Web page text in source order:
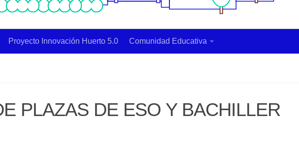
Proyecto Innovación Huerto 5.0 Comunidad Educativa
PLAZAS DE ESO Y BACHILLER